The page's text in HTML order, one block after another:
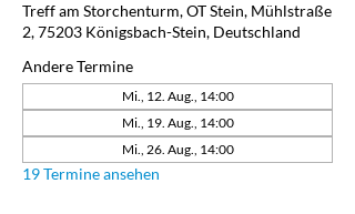
Treff am Storchenturm, OT Stein, Mühlstraße
2, 75203 Königsbach-Stein, Deutschland
Andere Termine
Mi., 12. Aug., 14:00
Mi., 19. Aug., 14:00
Mi., 26. Aug., 14:00
19 Termine ansehen